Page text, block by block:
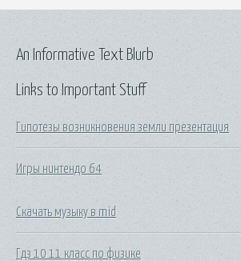
Links to Important Stuff
Гипотезы возникновения земли презентация
Игры нинтендо 64
Скачать музыку в mid
Гдз 10 11 класс по физике
An Informative Text Blurb